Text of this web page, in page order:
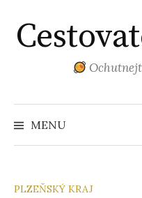
k
obsahu
MENU
PLZEŇSKÝ KRAJ